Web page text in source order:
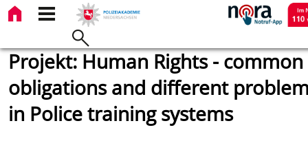
Projekt: Human Rights - common
obligations and different
in Police training systems